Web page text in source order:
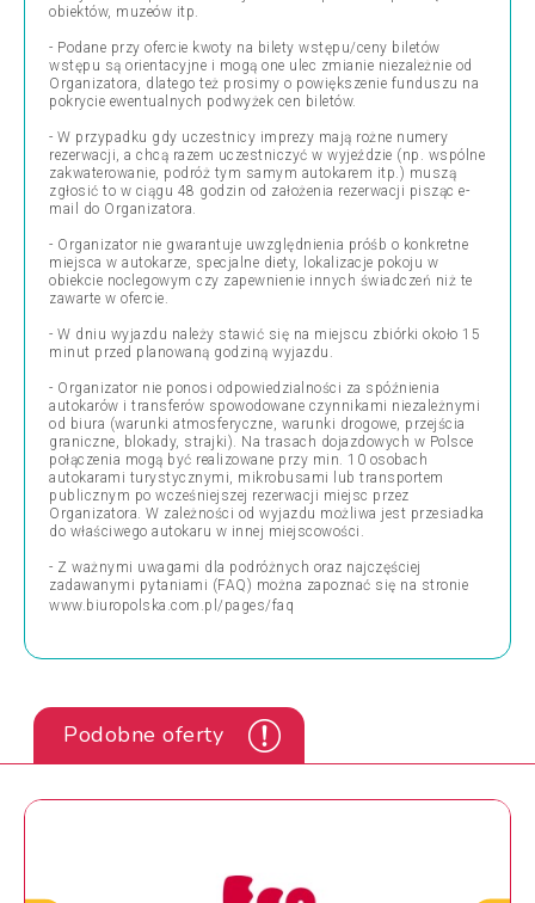
obiektów, muzeów itp.
- Podane przy ofercie kwoty na bilety wstępu/ceny biletów
wstępu są orientacyjne i mogą one ulec zmianie niezależnie od
Organizatora, dlatego też prosimy o powiększenie funduszu na
pokrycie ewentualnych podwyżek cen biletów.
- W przypadku gdy uczestnicy imprezy mają rożne numery
rezerwacji, a chcą razem uczestniczyć w wyjeździe (np. wspólne
zakwaterowanie, podróż tym samym autokarem itp.) muszą
zgłosić to w ciągu 48 godzin od założenia rezerwacji pisząc e-
mail do Organizatora.
- Organizator nie gwarantuje uwzględnienia próśb o konkretne
miejsca w autokarze, specjalne diety, lokalizacje pokoju w
obiekcie noclegowym czy zapewnienie innych świadczeń niż te
zawarte w ofercie.
- W dniu wyjazdu należy stawić się na miejscu zbiórki około 15
minut przed planowaną godziną wyjazdu.
- Organizator nie ponosi odpowiedzialności za spóźnienia
autokarów i transferów spowodowane czynnikami niezależnymi
od biura (warunki atmosferyczne, warunki drogowe, przejścia
graniczne, blokady, strajki). Na trasach dojazdowych w Polsce
połączenia mogą być realizowane przy min. 10 osobach
autokarami turystycznymi, mikrobusami lub transportem
publicznym po wcześniejszej rezerwacji miejsc przez
Organizatora. W zależności od wyjazdu możliwa jest przesiadka
do właściwego autokaru w innej miejscowości.
- Z ważnymi uwagami dla podróżnych oraz najczęściej
zadawanymi pytaniami (FAQ) można zapoznać się na stronie
www.biuropolska.com.pl/pages/faq
Podobne oferty